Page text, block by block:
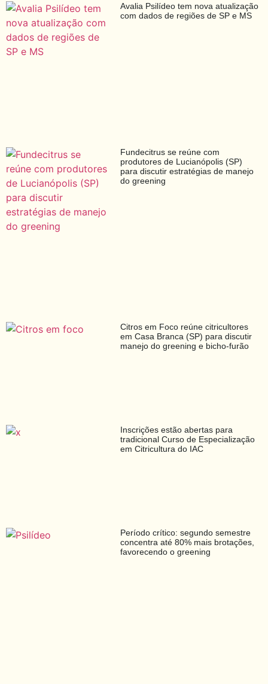
Avalia Psilídeo tem nova atualização
com dados de regiões de SP e MS
Fundecitrus se reúne com
produtores de Lucianópolis (SP)
para discutir estratégias de manejo
do greening
Citros em Foco reúne citricultores
em Casa Branca (SP) para discutir
manejo do greening e bicho-furão
Inscrições estão abertas para
tradicional Curso de Especialização
em Citricultura do IAC
Período crítico: segundo semestre
concentra até 80% mais brotações,
favorecendo o greening